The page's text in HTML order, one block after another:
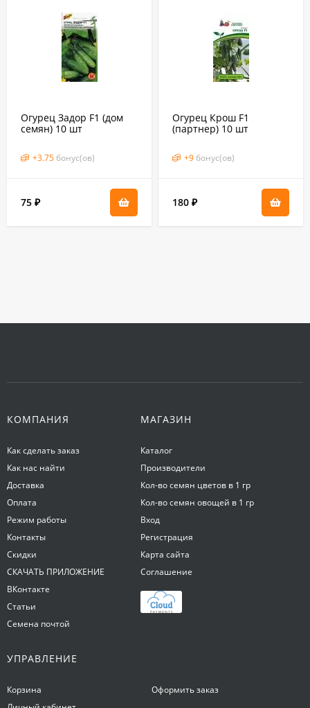
Огурец Задор F1 (дом
семян) 10 шт
+3.75 бонус(ов)
75 ₽
Огурец Крош F1
(партнер) 10 шт
+9 бонус(ов)
180 ₽
КОМПАНИЯ
Как сделать заказ
Как нас найти
Доставка
Оплата
Режим работы
Контакты
Скидки
СКАЧАТЬ ПРИЛОЖЕНИЕ
ВКонтакте
Статьи
Семена почтой
МАГАЗИН
Каталог
Производители
Кол-во семян цветов в 1 гр
Кол-во семян овощей в 1 гр
Вход
Регистрация
Карта сайта
Соглашение
УПРАВЛЕНИЕ
Корзина
Оформить заказ